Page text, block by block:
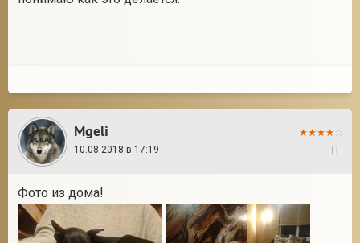
Mgeli
10.08.2018 в 17:19
Фото из дома!